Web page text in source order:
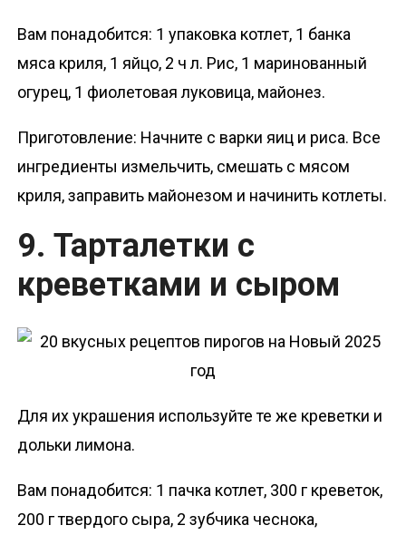
Вам понадобится: 1 упаковка котлет, 1 банка
мяса криля, 1 яйцо, 2 ч л. Рис, 1 маринованный
огурец, 1 фиолетовая луковица, майонез.
Приготовление: Начните с варки яиц и риса. Все
ингредиенты измельчить, смешать с мясом
криля, заправить майонезом и начинить котлеты.
9. Тарталетки с
креветками и сыром
Для их украшения используйте те же креветки и
дольки лимона.
Вам понадобится: 1 пачка котлет, 300 г креветок,
200 г твердого сыра, 2 зубчика чеснока,